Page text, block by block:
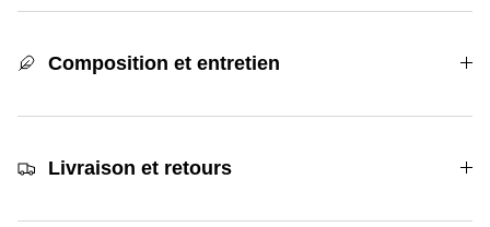
Composition et entretien
Livraison et retours